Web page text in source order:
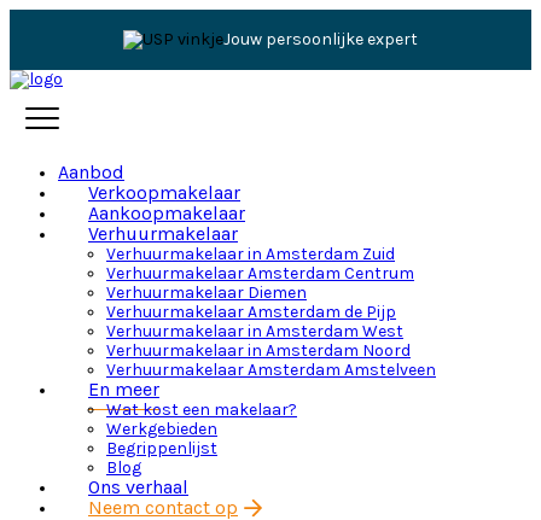
Jouw persoonlijke expert
Aanbod
Verkoopmakelaar
Aankoopmakelaar
Verhuurmakelaar
Verhuurmakelaar in Amsterdam Zuid
Verhuurmakelaar Amsterdam Centrum
Verhuurmakelaar Diemen
Verhuurmakelaar Amsterdam de Pijp
Verhuurmakelaar in Amsterdam West
Verhuurmakelaar in Amsterdam Noord
Verhuurmakelaar Amsterdam Amstelveen
En meer
Wat kost een makelaar?
Werkgebieden
Begrippenlijst
Blog
Ons verhaal
Neem contact op